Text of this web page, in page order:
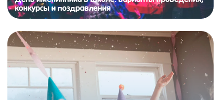
конкурсы и поздравления